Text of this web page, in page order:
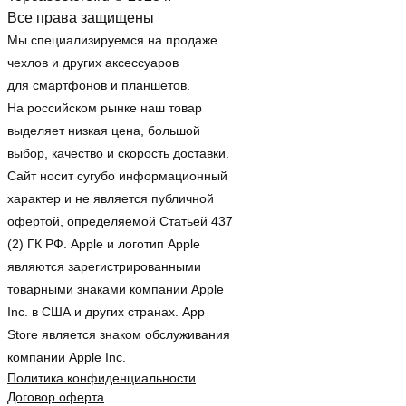
Все права защищены
Мы специализируемся на продаже
чехлов и других аксессуаров
для смартфонов и планшетов.
На российском рынке наш товар
выделяет низкая цена, большой
выбор, качество и скорость доставки.
Сайт носит сугубо информационный
характер и не является публичной
офертой, определяемой Статьей 437
(2) ГК РФ. Apple и логотип Apple
являются зарегистрированными
товарными знаками компании Apple
Inc. в США и других странах. App
Store является знаком обслуживания
компании Apple Inc.
Политика конфиденциальности
Договор оферта